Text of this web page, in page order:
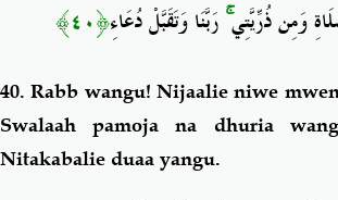
وَمِن ذُرِّيَّتِيۚرَبَّنَا وَتَقَبَّلْ دُعَاءِ﴿٤٠﴾
40. Rabb wangu! Nijaalie niwe
Swalaah pamoja na dhuria
Nitakabalie duaa yangu.